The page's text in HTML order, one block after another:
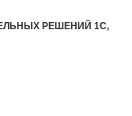
РЕШЕНИЙ 1С,